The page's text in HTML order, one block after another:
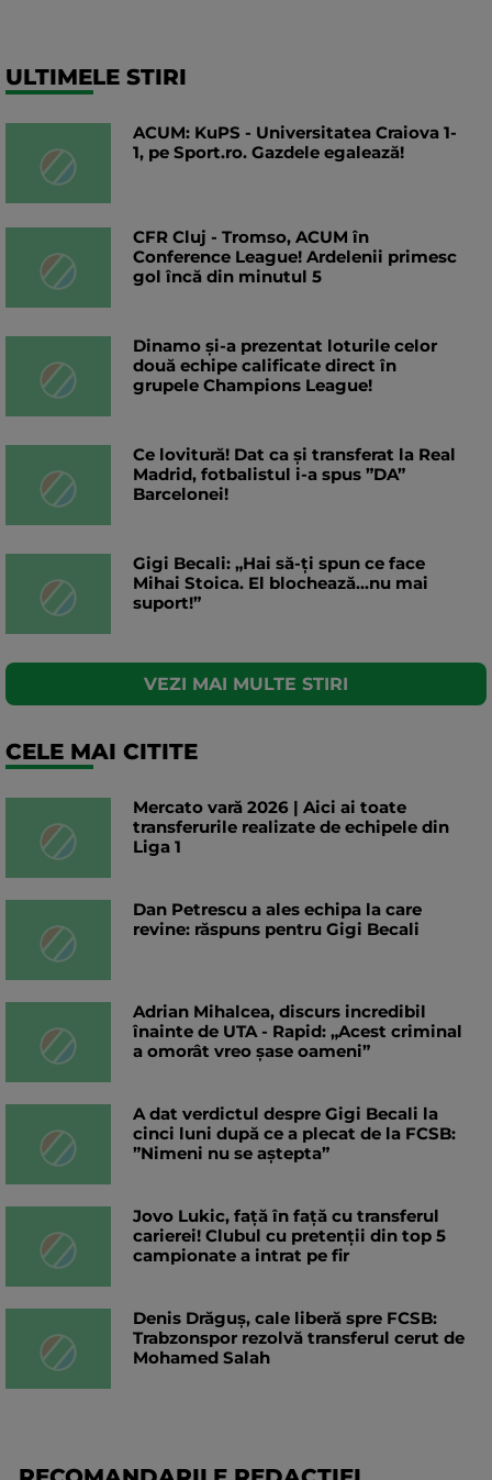
ULTIMELE STIRI
ACUM: KuPS - Universitatea Craiova 1-
1, pe Sport.ro. Gazdele egalează!
CFR Cluj - Tromso, ACUM în
Conference League! Ardelenii primesc
gol încă din minutul 5
Dinamo și-a prezentat loturile celor
două echipe calificate direct în
grupele Champions League!
Ce lovitură! Dat ca și transferat la Real
Madrid, fotbalistul i-a spus ”DA”
Barcelonei!
Gigi Becali: „Hai să-ți spun ce face
Mihai Stoica. El blochează...nu mai
suport!”
VEZI MAI MULTE STIRI
CELE MAI CITITE
Mercato vară 2026 | Aici ai toate
transferurile realizate de echipele din
Liga 1
Dan Petrescu a ales echipa la care
revine: răspuns pentru Gigi Becali
Adrian Mihalcea, discurs incredibil
înainte de UTA - Rapid: „Acest criminal
a omorât vreo șase oameni”
A dat verdictul despre Gigi Becali la
cinci luni după ce a plecat de la FCSB:
”Nimeni nu se aștepta”
Jovo Lukic, față în față cu transferul
carierei! Clubul cu pretenții din top 5
campionate a intrat pe fir
Denis Drăguș, cale liberă spre FCSB:
Trabzonspor rezolvă transferul cerut de
Mohamed Salah